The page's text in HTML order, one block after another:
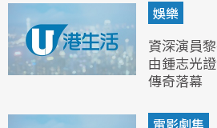
娛樂
資深演員
由鍾志光
傳奇落幕